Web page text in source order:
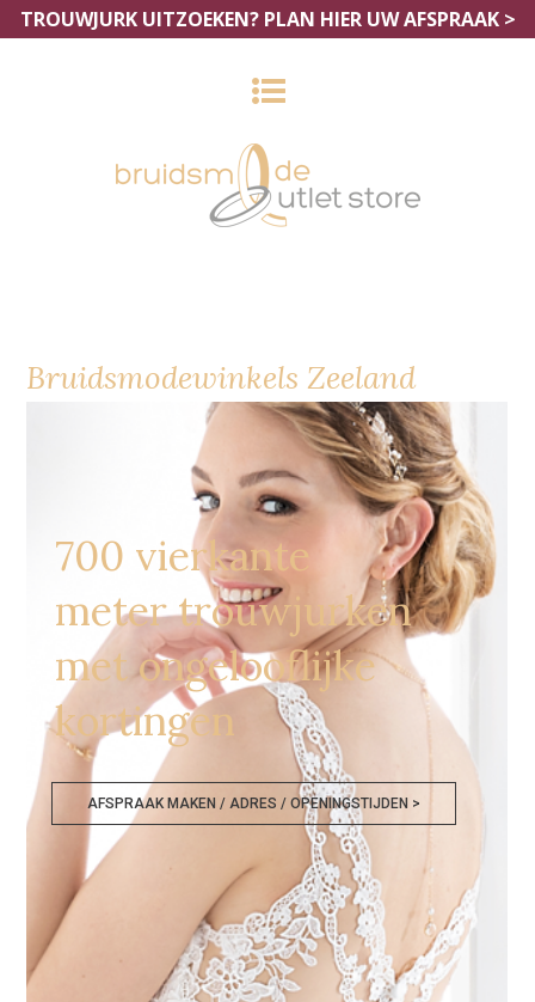
TROUWJURK UITZOEKEN? PLAN HIER UW AFSPRAAK >
Bruidsmodewinkels Zeeland
700 vierkante
meter trouwjurken
met ongelooflijke
kortingen
AFSPRAAK MAKEN / ADRES / OPENINGSTIJDEN >